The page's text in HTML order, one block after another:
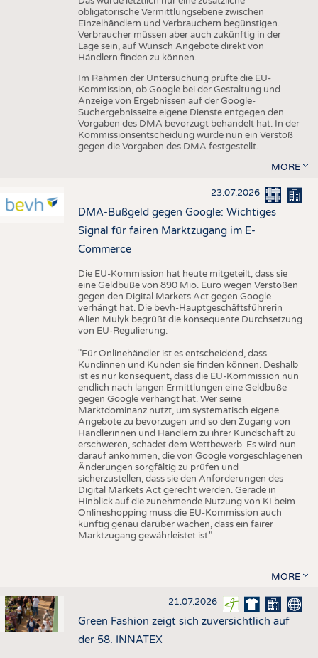
obligatorische Vermittlungsebene zwischen
Einzelhändlern und Verbrauchern begünstigen.
Verbraucher müssen aber auch zukünftig in der
Lage sein, auf Wunsch Angebote direkt von
Händlern finden zu können.
Im Rahmen der Untersuchung prüfte die EU-
Kommission, ob Google bei der Gestaltung und
Anzeige von Ergebnissen auf der Google-
Suchergebnisseite eigene Dienste entgegen den
Vorgaben des DMA bevorzugt behandelt hat. In der
Kommissionsentscheidung wurde nun ein Verstoß
gegen die Vorgaben des DMA festgestellt.
MORE
23.07.2026
DMA-Bußgeld gegen Google: Wichtiges
Signal für fairen Marktzugang im E-
Commerce
Die EU-Kommission hat heute mitgeteilt, dass sie
eine Geldbuße von 890 Mio. Euro wegen Verstößen
gegen den Digital Markets Act gegen Google
verhängt hat. Die bevh-Hauptgeschäftsführerin
Alien Mulyk begrüßt die konsequente Durchsetzung
von EU-Regulierung:
"Für Onlinehändler ist es entscheidend, dass
Kundinnen und Kunden sie finden können. Deshalb
ist es nur konsequent, dass die EU-Kommission nun
endlich nach langen Ermittlungen eine Geldbuße
gegen Google verhängt hat. Wer seine
Marktdominanz nutzt, um systematisch eigene
Angebote zu bevorzugen und so den Zugang von
Händlerinnen und Händlern zu ihrer Kundschaft zu
erschweren, schadet dem Wettbewerb. Es wird nun
darauf ankommen, die von Google vorgeschlagenen
Änderungen sorgfältig zu prüfen und
sicherzustellen, dass sie den Anforderungen des
Digital Markets Act gerecht werden. Gerade in
Hinblick auf die zunehmende Nutzung von KI beim
Onlineshopping muss die EU-Kommission auch
künftig genau darüber wachen, dass ein fairer
Marktzugang gewährleistet ist."
MORE
21.07.2026
Green Fashion zeigt sich zuversichtlich auf
der 58. INNATEX